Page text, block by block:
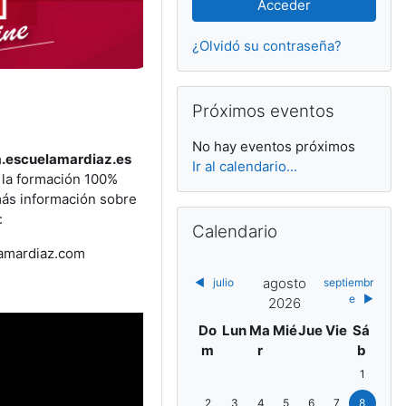
formación 100%
información sobre
¿Olvidó su contraseña?
Próximos eventos
No hay eventos próximos
Ir al calendario...
Calendario
◀︎ julio
agosto
2026
septiembr
e
▶︎
Domingo
Do
m
Lunes
Lun Martes
Ma
r
Miércoles
MiéJueves
JueViernes
Vie Sábado
Sá
b
Sin
1
Sin eventos, domingo, 2 agosto
2 Sin eventos, lunes, 3 agosto
3 Sin eventos, martes, 4 agosto
4 Sin eventos, miércoles, 5
5 Sin eventos, jueves,
6 Sin eventos,
7 Sin
8